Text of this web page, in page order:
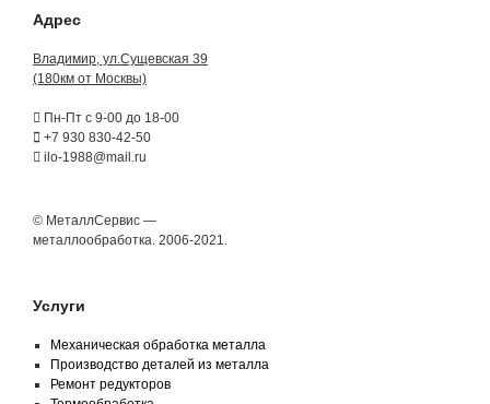
Адрес
Владимир, ул.Сущевская 39
(180км от Москвы)
Пн-Пт с 9-00 до 18-00
+7 930 830-42-50
ilo-1988@mail.ru
© МеталлСервис —
металлообработка. 2006-2021.
Услуги
Механическая обработка металла
Производство деталей из металла
Ремонт редукторов